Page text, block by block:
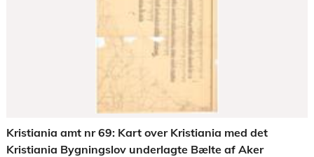
Kristiania amt nr 69: Kart over Kristiania med det
Kristiania Bygningslov underlagte Bælte af Aker